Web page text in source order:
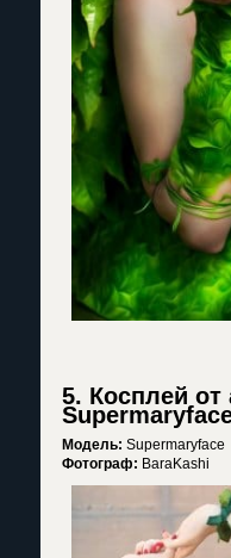
5. Косплей от
Модель: Supermaryface
Фотограф: BaraKashi